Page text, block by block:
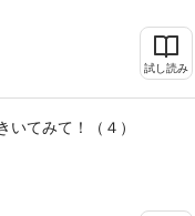
試し読み
いてみて！（４）